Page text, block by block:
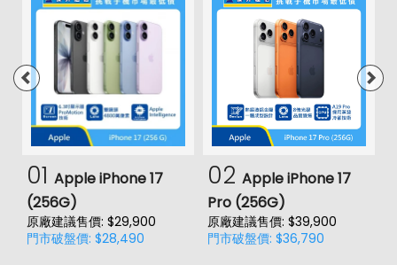
01 Apple iPhone 17
(256G)
原廠建議售價: $29,900
門市破盤價: $28,490
02 Apple iPhone 17
Pro (256G)
原廠建議售價: $39,900
門市破盤價: $36,790